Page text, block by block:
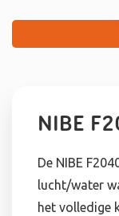
NIBE
De NIBE
lucht/water
het volledige